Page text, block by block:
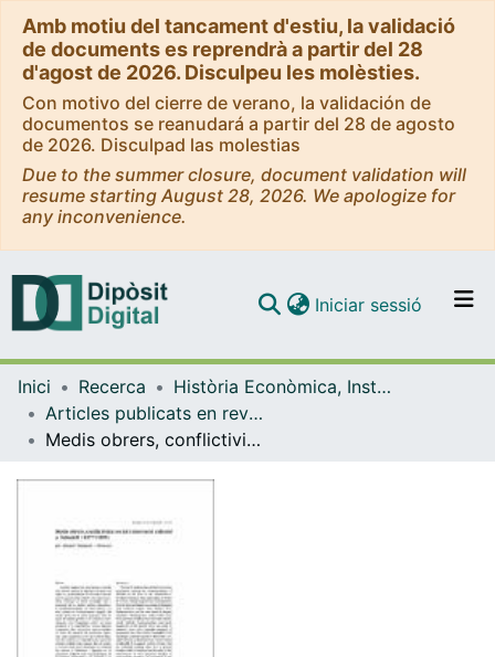
Amb motiu del tancament d'estiu, la validació
de documents es reprendrà a partir del 28
d'agost de 2026. Disculpeu les molèsties.
Con motivo del cierre de verano, la validación de
documentos se reanudará a partir del 28 de agosto
de 2026. Disculpad las molestias
Due to the summer closure, document validation will
resume starting August 28, 2026. We apologize for
any inconvenience.
Navega per tot el DD
Com publicar
Iniciar sessió (current)
Inici Recerca
Història Econòmica, Institucions, Política i Economia Mundial
Articles publicats en revistes (Història Econòmica, Institucions, Política i Economia Mundial)
Medis obrers, conflictivitat social i innovació cultural a Sabadell (1877-1909)